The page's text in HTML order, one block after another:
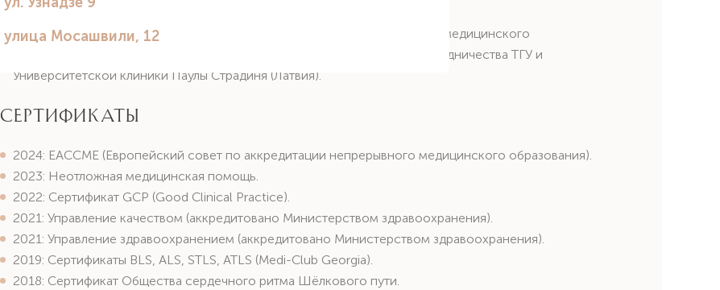
числе ESC в Мюнхене, Лондоне и др.).
2022–2023: Участие в совместном международном проекте «Развитие медицинского
образовательного процесса и наращивание потенциала» в рамках сотрудничества ТГУ и
Университетской клиники Паулы Страдиня (Латвия).
Сертификаты
2024: EACCME (Европейский совет по аккредитации непрерывного медицинского образования).
2023: Неотложная медицинская помощь.
2022: Сертификат GCP (Good Clinical Practice).
2021: Управление качеством (аккредитовано Министерством здравоохранения).
2021: Управление здравоохранением (аккредитовано Министерством здравоохранения).
2019: Сертификаты BLS, ALS, STLS, ATLS (Medi-Club Georgia).
2018: Сертификат Общества сердечного ритма Шёлкового пути.